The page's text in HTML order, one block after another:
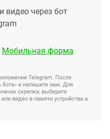
видео через бот
Мобильная форма
Telegram. После
бота» и напишите нам. Для
скрепки, выберите
видео в памяти устройства и